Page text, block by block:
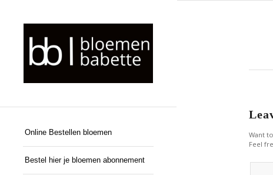
Online Bestellen bloemen
Bestel hier je bloemen abonnement
Want
Feel